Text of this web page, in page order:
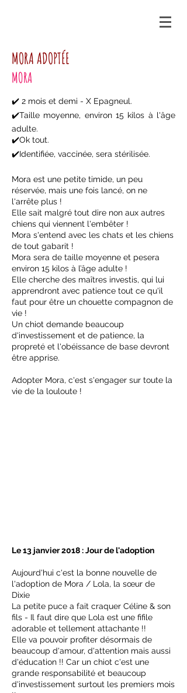
MORA ADOPTÉE
MORA
✔️ 2 mois et demi - X Epagneul.
✔️Taille moyenne, environ 15 kilos à l'âge
adulte.
✔️Ok tout.
✔️Identifiée, vaccinée, sera stérilisée.
Mora est une petite timide, un peu
réservée, mais une fois lancé, on ne
l'arrête plus !
Elle sait malgré tout dire non aux autres
chiens qui viennent l'embêter !
Mora s'entend avec les chats et les chiens
de tout gabarit !
Mora sera de taille moyenne et pesera
environ 15 kilos à l’âge adulte !
Elle cherche des maîtres investis, qui lui
apprendront avec patience tout ce qu'il
faut pour être un chouette compagnon de
vie !
Un chiot demande beaucoup
d'investissement et de patience, la
propreté et l'obéissance de base devront
être apprise.
Adopter Mora, c'est s'engager sur toute la
vie de la louloute !
Le 13 janvier 2018 : Jour de l'adoption
Aujourd'hui c'est la bonne nouvelle de
l'adoption de Mora / Lola, la sœur de
Dixie
La petite puce a fait craquer Céline & son
fils - Il faut dire que Lola est une fifile
adorable et tellement attachante !!
Elle va pouvoir profiter désormais de
beaucoup d'amour, d'attention mais aussi
d'éducation !! Car un chiot c'est une
grande responsabilité et beaucoup
d'investissement surtout les premiers mois